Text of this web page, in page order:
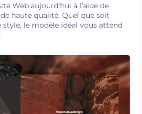
Web aujourd'hui à l'aide de
haute qualité. Quel que soit
le modèle idéal vous attend